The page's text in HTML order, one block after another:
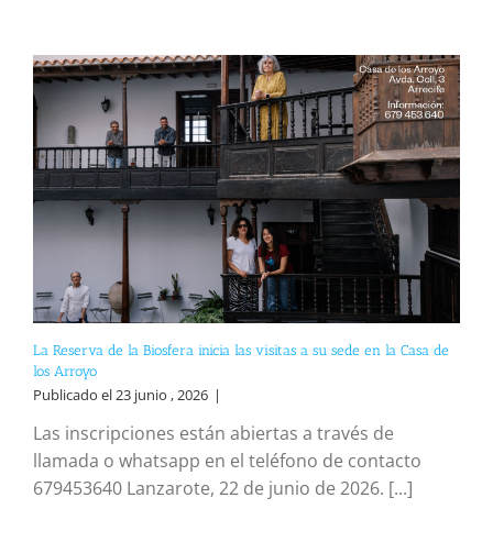
La Reserva de la Biosfera inicia las visitas a su sede en la Casa de
los Arroyo
Publicado el 23 junio , 2026 |
Las inscripciones están abiertas a través de
llamada o whatsapp en el teléfono de contacto
679453640 Lanzarote, 22 de junio de 2026. [...]